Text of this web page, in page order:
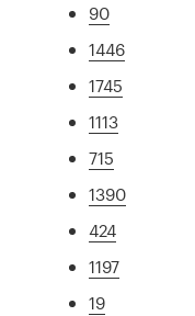
90
1446
1745
1113
715
1390
424
1197
19